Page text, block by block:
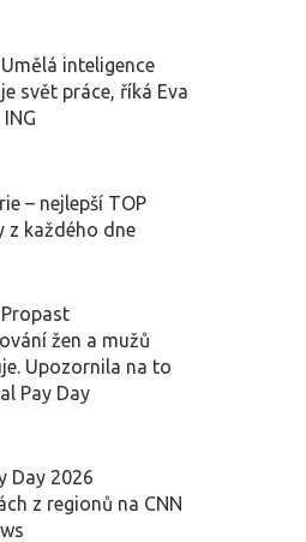
Umělá inteligence
svět práce, říká Eva
– nejlepší TOP
z každého dne
Propast
žen a mužů
Upozornila na to
Pay Day
Day 2026
z regionů na CNN